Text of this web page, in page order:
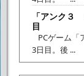
「アンク
目
PCゲーム
3日目。後 ...